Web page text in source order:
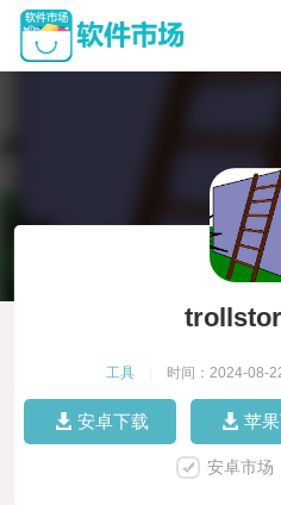
工具 时间：2024-08-
安卓下载 苹
安卓市场